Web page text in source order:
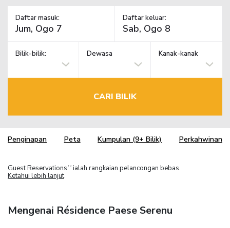
Daftar masuk: Daftar keluar:
Bilik-bilik: Dewasa Kanak-kanak
CARI BILIK
Penginapan Peta Kumpulan (9+ Bilik) Perkahwinan
Guest Reservations TM ialah rangkaian pelancongan bebas.
Ketahui lebih lanjut
Mengenai Résidence Paese Serenu